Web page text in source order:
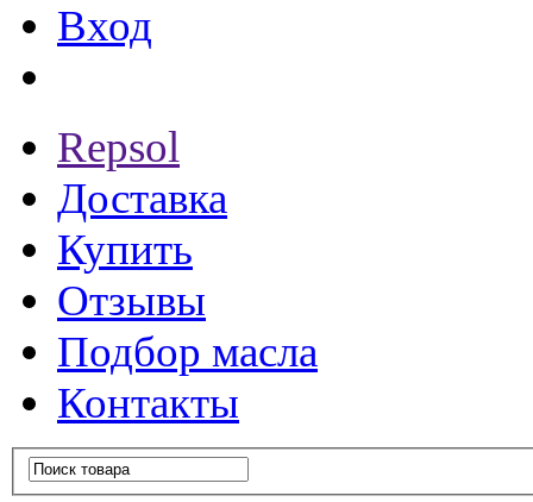
Вход
Repsol
Доставка
Купить
Отзывы
Подбор масла
Контакты